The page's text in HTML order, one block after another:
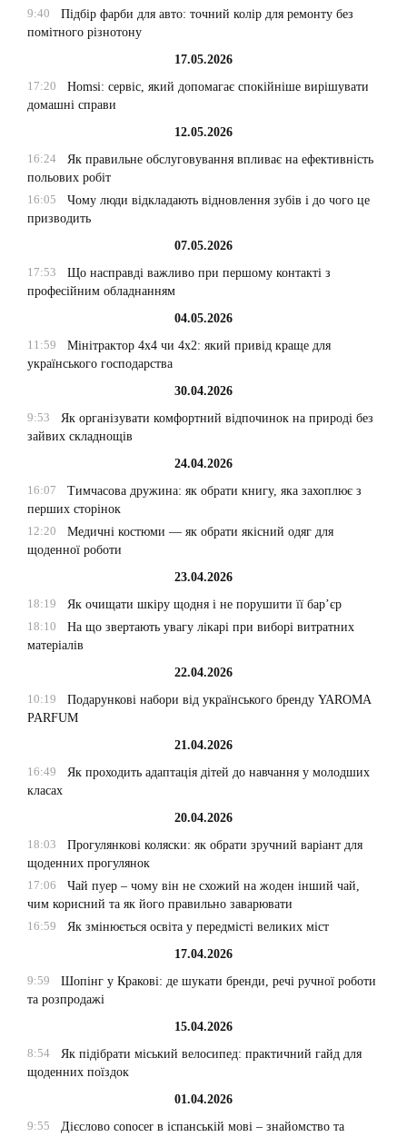
9:40
Підбір фарби для авто: точний колір для ремонту без
помітного різнотону
17.05.2026
17:20
Homsi: сервіс, який допомагає спокійніше вирішувати
домашні справи
12.05.2026
16:24
Як правильне обслуговування впливає на ефективність
польових робіт
16:05
Чому люди відкладають відновлення зубів і до чого це
призводить
07.05.2026
17:53
Що насправді важливо при першому контакті з
професійним обладнанням
04.05.2026
11:59
Мінітрактор 4х4 чи 4х2: який привід краще для
українського господарства
30.04.2026
9:53
Як організувати комфортний відпочинок на природі без
зайвих складнощів
24.04.2026
16:07
Тимчасова дружина: як обрати книгу, яка захоплює з
перших сторінок
12:20
Медичні костюми — як обрати якісний одяг для
щоденної роботи
23.04.2026
18:19
Як очищати шкіру щодня і не порушити її бар’єр
18:10
На що звертають увагу лікарі при виборі витратних
матеріалів
22.04.2026
10:19
Подарункові набори від українського бренду YAROMA
PARFUM
21.04.2026
16:49
Як проходить адаптація дітей до навчання у молодших
класах
20.04.2026
18:03
Прогулянкові коляски: як обрати зручний варіант для
щоденних прогулянок
17:06
Чай пуер – чому він не схожий на жоден інший чай,
чим корисний та як його правильно заварювати
16:59
Як змінюється освіта у передмісті великих міст
17.04.2026
9:59
Шопінг у Кракові: де шукати бренди, речі ручної роботи
та розпродажі
15.04.2026
8:54
Як підібрати міський велосипед: практичний гайд для
щоденних поїздок
01.04.2026
9:55
Дієслово conocer в іспанській мові – знайомство та